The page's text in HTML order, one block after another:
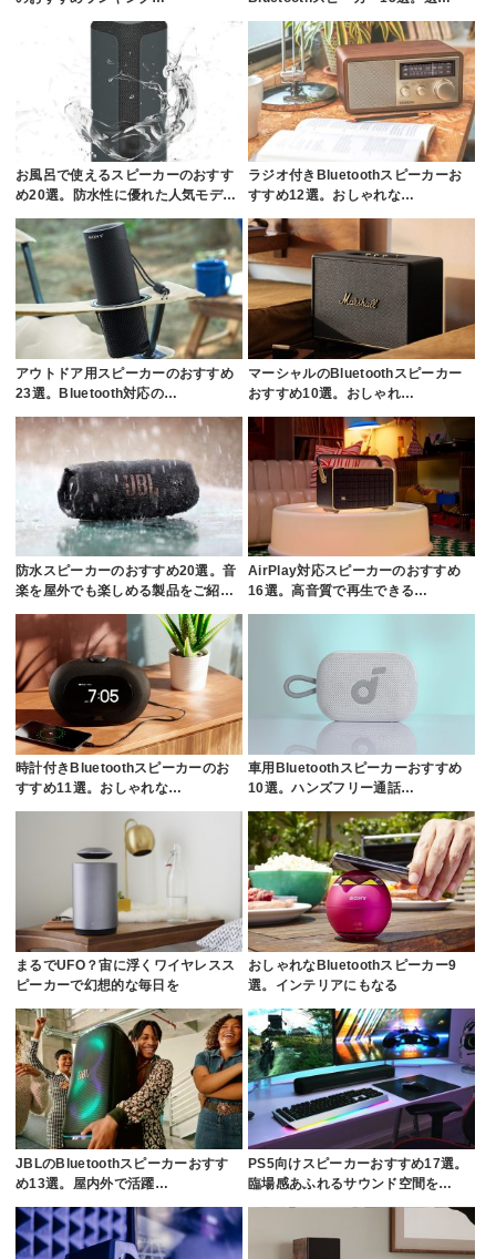
お風呂で使えるスピーカーのおすす
め20選。防水性に優れた人気モデ…
ラジオ付きBluetoothスピーカーお
すすめ12選。おしゃれな…
アウトドア用スピーカーのおすすめ
23選。Bluetooth対応の…
マーシャルのBluetoothスピーカー
おすすめ10選。おしゃれ…
防水スピーカーのおすすめ20選。音
楽を屋外でも楽しめる製品をご紹…
AirPlay対応スピーカーのおすすめ
16選。高音質で再生できる…
時計付きBluetoothスピーカーのお
すすめ11選。おしゃれな…
車用Bluetoothスピーカーおすすめ
10選。ハンズフリー通話…
まるでUFO？宙に浮くワイヤレスス
ピーカーで幻想的な毎日を
おしゃれなBluetoothスピーカー9
選。インテリアにもなる
JBLのBluetoothスピーカーおすす
め13選。屋内外で活躍…
PS5向けスピーカーおすすめ17選。
臨場感あふれるサウンド空間を…